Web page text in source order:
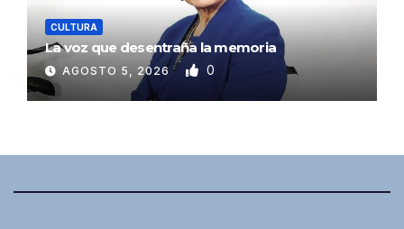
CULTURA
La voz que desentraña la memoria
AGOSTO 5, 2026 0